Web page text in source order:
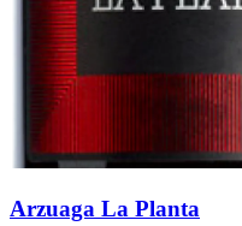
Arzuaga La Planta